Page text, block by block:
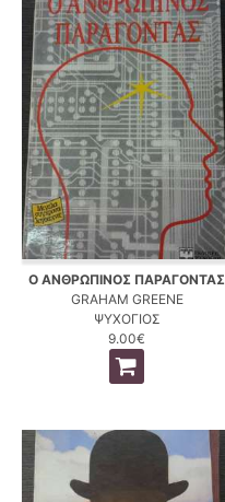
Ο ΑΝΘΡΩΠΙΝΟΣ ΠΑΡΑΓΟΝΤΑΣ
GRAHAM GREENE
ΨΥΧΟΓΙΟΣ
9.00€